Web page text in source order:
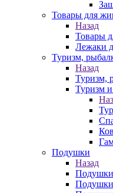
Товары для
Назад
Товары
Лежаки
Туризм,
Назад
Туризм,
Туризм
Подушки
Назад
Подушки
Подушки